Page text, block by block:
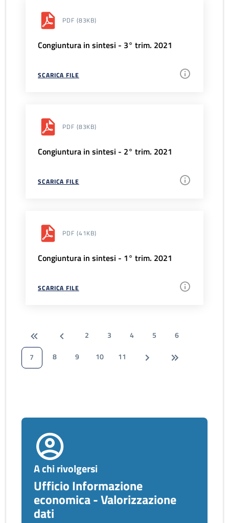
PDF (83KB)
Congiuntura in sintesi - 3° trim. 2021
SCARICA FILE
PDF (83KB)
Congiuntura in sintesi - 2° trim. 2021
SCARICA FILE
PDF (41KB)
Congiuntura in sintesi - 1° trim. 2021
SCARICA FILE
2 3 4 5
6
7
8 9 10 11
A chi rivolgersi
Ufficio Informazione
economica - Valorizzazione
dati